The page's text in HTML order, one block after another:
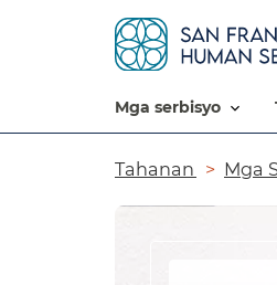
mga serbisyo​​
Tahanan​​ Mga